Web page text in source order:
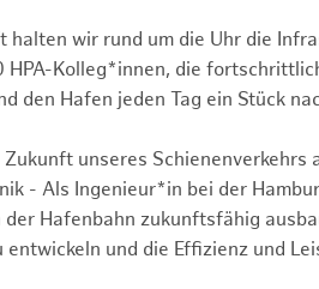
wir rund um die Uhr die
HPA-Kolleg*innen, die
den Hafen jeden Tag ein Stück
unseres Schienenverkehrs
- Als Ingenieur*in bei der
Hafenbahn zukunftsfähig
und die Effizienz und